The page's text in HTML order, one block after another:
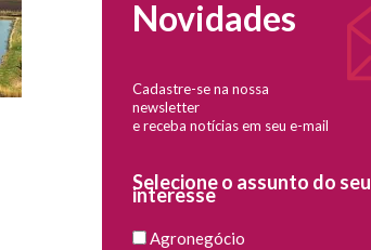
Novidades
Cadastre-se na nossa
newsletter
e receba notícias em seu e-mail
Selecione o assunto do seu
interesse
Agronegócio